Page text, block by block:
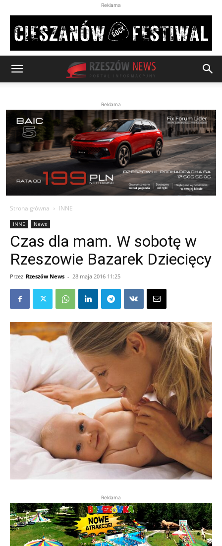
Reklama
Reklama
Strona główna INNE
INNE News
Czas dla mam. W sobotę w
Rzeszowie Bazarek Dziecięcy
Przez Rzeszów News - 28 maja 2016 11:25
Reklama